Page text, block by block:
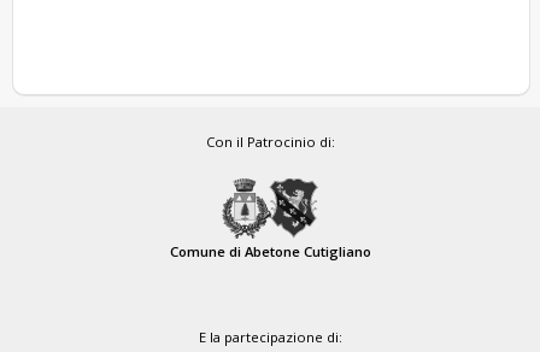
Con il Patrocinio di:
Comune di Abetone Cutigliano
E la partecipazione di: